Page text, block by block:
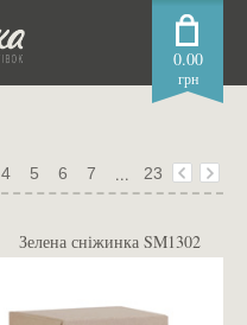
0.00
грн
4 5 6 7 ... 23
Зелена сніжинка SM1302